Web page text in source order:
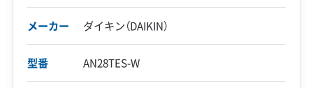
メーカー ダイキン（DAIKIN）
型番 AN28TES-W